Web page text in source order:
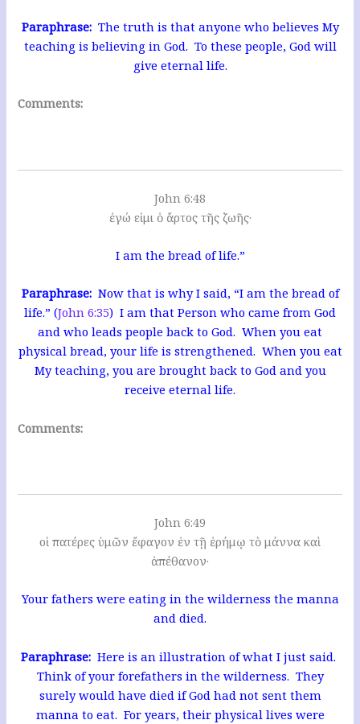
Paraphrase:The truth is that anyone who believes My
teaching is believing in God. To these people, God will
give eternal life.
Comments:
John 6:48
ἐγώ εἰμι ὁ ἄρτος τῆς ζωῆς·
I am the bread of life.”
Paraphrase:Now that is why I said, “I am the bread of
life.” (John 6:35) I am that Person who came from God
and who leads people back to God. When you eat
physical bread, your life is strengthened. When you eat
My teaching, you are brought back to God and you
receive eternal life.
Comments:
John 6:49
οἱ πατέρες ὑμῶν ἔφαγον ἐν τῇ ἐρήμῳ τὸ μάννα καὶ
ἀπέθανον·
Your fathers were eating in the wilderness the manna
and died.
Paraphrase: Here is an illustration of what I just said.
Think of your forefathers in the wilderness. They
surely would have died if God had not sent them
manna to eat. For years, their physical lives were